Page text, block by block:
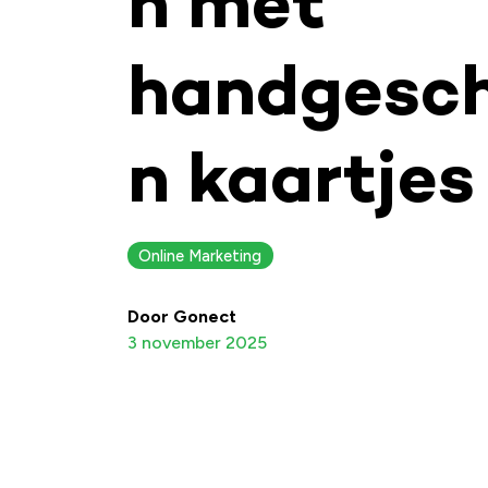
n kaartjes
Online Marketing
Door Gonect
3 november 2025